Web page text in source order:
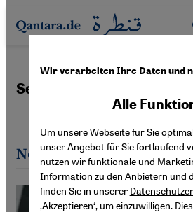
Direkt zum Inhalt springen
Senada Sokollu
Neueste Artikel von
Wir verarbeiten Ihre Daten und
Alle
Um unsere Webseite für Sie
unser Angebot für Sie fortlaufend
nutzen wir funktionale und
Information zu den Anbietern und
finden Sie in unserer
‚Akzeptieren‘, um einzuwilligen.